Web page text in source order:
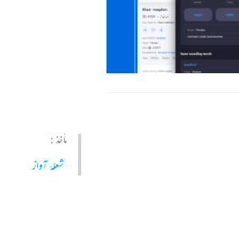
مأخذ :
شعلۂ آواز